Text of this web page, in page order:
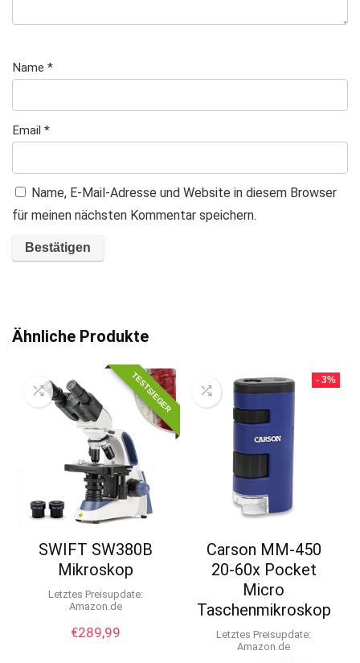
Name *
Email *
Name, E-Mail-Adresse und Website in diesem Browser
für meinen nächsten Kommentar speichern.
t
e
Ähnliche Produkte
TESTSIEGER
SWIFT SW380B
Mikroskop
Letztes Preisupdate:
Amazon.de
€289,99
- 3%
Carson MM-450
20-60x Pocket
Micro
Taschenmikroskop
Letztes Preisupdate:
Amazon.de